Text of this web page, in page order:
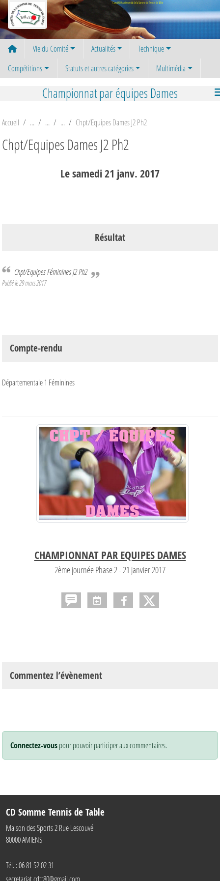
Comité Départemental de la Somme de Tennis de Table
Vie du Comité Actualités
Technique
Compétitions
Statuts et autres catégories Multimédia
Championnat par équipes Dames
Accueil Chpt/Equipes Dames J2 Ph2
Chpt/Equipes Dames J2 Ph2
Lesamedi21 janv.2017
Résultat
Chpt/Equipes Féminines J2 Ph2
Publié le29 mars 2017
Compte-rendu
Départementale 1 Féminines
CHAMPIONNAT PAR EQUIPES DAMES
2ème journée Phase 2 - 21 janvier 2017
Commentez l’évènement
Connectez-vouspour pouvoir participer aux commentaires.
CD Somme Tennis de Table
Maison des Sports 2 Rue Lescouvé
80000AMIENS
Tél. :06 81 52 02 31
secretariat.cdtt80@gmail.com
Panneau de gestion des cookies